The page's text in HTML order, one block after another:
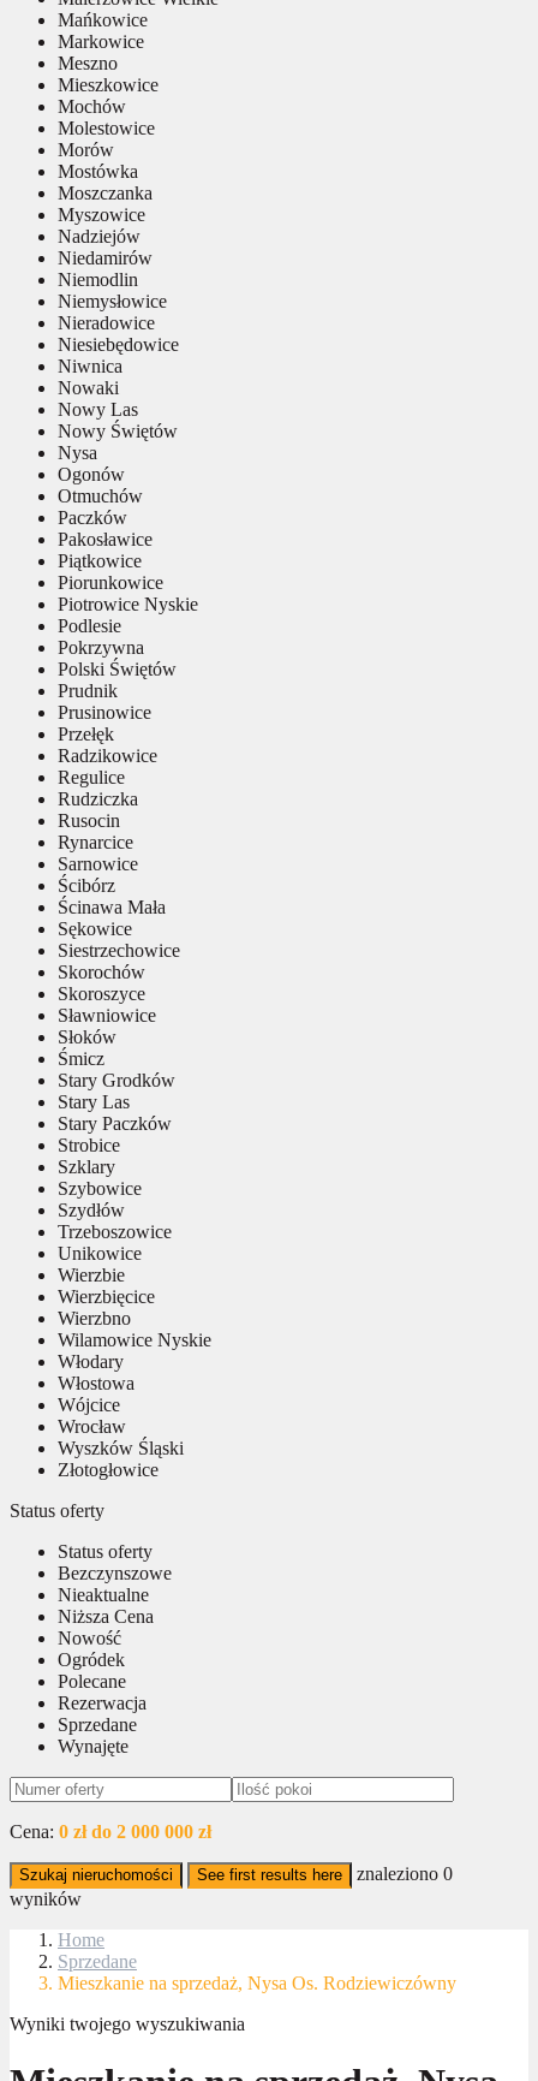
Mańkowice
Markowice
Meszno
Mieszkowice
Mochów
Molestowice
Morów
Mostówka
Moszczanka
Myszowice
Nadziejów
Niedamirów
Niemodlin
Niemysłowice
Nieradowice
Niesiebędowice
Niwnica
Nowaki
Nowy Las
Nowy Świętów
Nysa
Ogonów
Otmuchów
Paczków
Pakosławice
Piątkowice
Piorunkowice
Piotrowice Nyskie
Podlesie
Pokrzywna
Polski Świętów
Prudnik
Prusinowice
Przełęk
Radzikowice
Regulice
Rudziczka
Rusocin
Rynarcice
Sarnowice
Ścibórz
Ścinawa Mała
Sękowice
Siestrzechowice
Skorochów
Skoroszyce
Sławniowice
Słoków
Śmicz
Stary Grodków
Stary Las
Stary Paczków
Strobice
Szklary
Szybowice
Szydłów
Trzeboszowice
Unikowice
Wierzbie
Wierzbięcice
Wierzbno
Wilamowice Nyskie
Włodary
Włostowa
Wójcice
Wrocław
Wyszków Śląski
Złotogłowice
Status oferty
Status oferty
Bezczynszowe
Nieaktualne
Niższa Cena
Nowość
Ogródek
Polecane
Rezerwacja
Sprzedane
Wynajęte
Cena: 0 zł do 2 000 000 zł
Szukaj nieruchomości See first results here znaleziono 0
wyników
Home
Sprzedane
Mieszkanie na sprzedaż, Nysa Os. Rodziewiczówny
Wyniki twojego wyszukiwania